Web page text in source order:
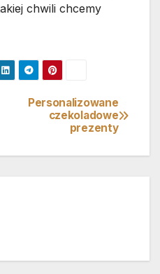
chwili chcemy
Personalizowane
czekoladowe
prezenty